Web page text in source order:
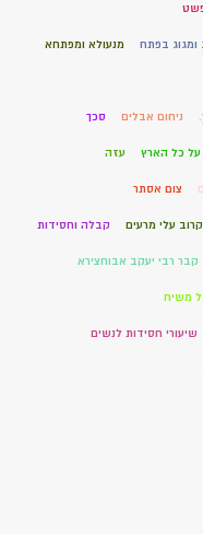
ומגוג בפתח מנעולא ומפתחא
ניחום אבלים סכך
על כל הארץ עזה
צום אסתר
עלי מרעים קבלה וחסידות
קבר רבי יעקב אבוחצירא
משיח
שיעורי חסידות לנשים